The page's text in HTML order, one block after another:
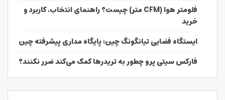
فلومتر هوا (CFM متر) چیست؟ راهنمای انتخاب، کاربرد و
خرید
ایستگاه فضایی تیانگونگ چین؛ پایگاه مداری پیشرفته چین
فارکس سیتی پرو چطور به تریدرها کمک می‌کند ضرر نکنند؟